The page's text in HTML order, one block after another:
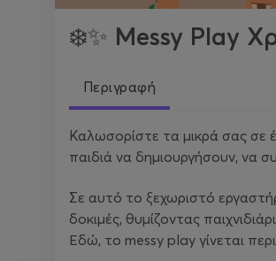
❄️✨ Messy Play
Περιγραφή
Καλωσορίστε τα μικρά σας
παιδιά να δημιουργήσουν, να
Σε αυτό το ξεχωριστό
δοκιμές, θυμίζοντας
Εδώ, το messy play γίνεται